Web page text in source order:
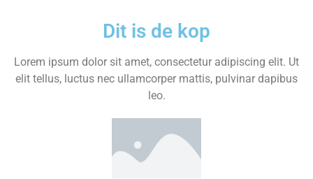
Dit is de kop
Lorem ipsum dolor sit amet, consectetur adipiscing elit. Ut
elit tellus, luctus nec ullamcorper mattis, pulvinar dapibus
leo.